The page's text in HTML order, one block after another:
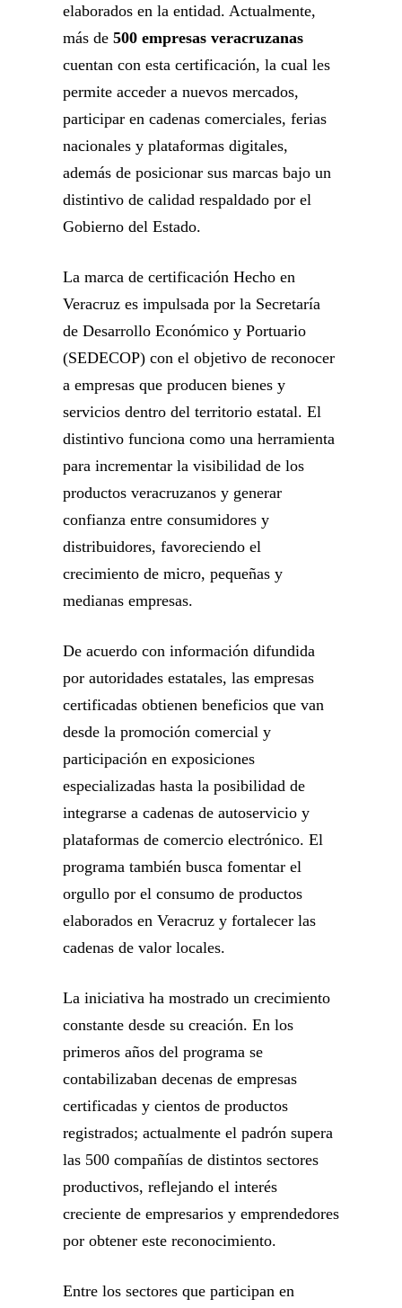
elaborados en la entidad. Actualmente,
más de 500 empresas veracruzanas
cuentan con esta certificación, la cual les
permite acceder a nuevos mercados,
participar en cadenas comerciales, ferias
nacionales y plataformas digitales,
además de posicionar sus marcas bajo un
distintivo de calidad respaldado por el
Gobierno del Estado.
La marca de certificación Hecho en
Veracruz es impulsada por la Secretaría
de Desarrollo Económico y Portuario
(SEDECOP) con el objetivo de reconocer
a empresas que producen bienes y
servicios dentro del territorio estatal. El
distintivo funciona como una herramienta
para incrementar la visibilidad de los
productos veracruzanos y generar
confianza entre consumidores y
distribuidores, favoreciendo el
crecimiento de micro, pequeñas y
medianas empresas.
De acuerdo con información difundida
por autoridades estatales, las empresas
certificadas obtienen beneficios que van
desde la promoción comercial y
participación en exposiciones
especializadas hasta la posibilidad de
integrarse a cadenas de autoservicio y
plataformas de comercio electrónico. El
programa también busca fomentar el
orgullo por el consumo de productos
elaborados en Veracruz y fortalecer las
cadenas de valor locales.
La iniciativa ha mostrado un crecimiento
constante desde su creación. En los
primeros años del programa se
contabilizaban decenas de empresas
certificadas y cientos de productos
registrados; actualmente el padrón supera
las 500 compañías de distintos sectores
productivos, reflejando el interés
creciente de empresarios y emprendedores
por obtener este reconocimiento.
Entre los sectores que participan en